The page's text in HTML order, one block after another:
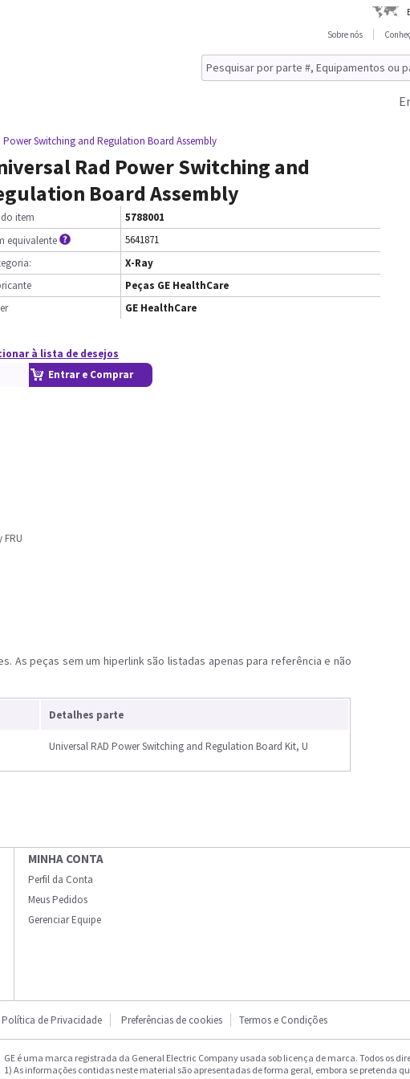
Sobre nós
Power Switching and Regulation Board Assembly
Rad Power Switching and
Board Assembly
item
5788001
equivalente
5641871
X-Ray
Peças GE HealthCare
GE HealthCare
à lista de desejos
Entrar e Comprar
As peças sem um hiperlink são listadas apenas para referência e não
Detalhes parte
Universal RAD Power Switching and Regulation Board Kit, U
MINHA CONTA
Perfil da Conta
Meus Pedidos
Gerenciar Equipe
Política de Privacidade Preferências de cookies Termos e Condições
GE é uma marca registrada da General Electric Company usada sob licença de marca. Todos os
1) As informações contidas neste material são apresentadas de forma geral, embora se pretenda